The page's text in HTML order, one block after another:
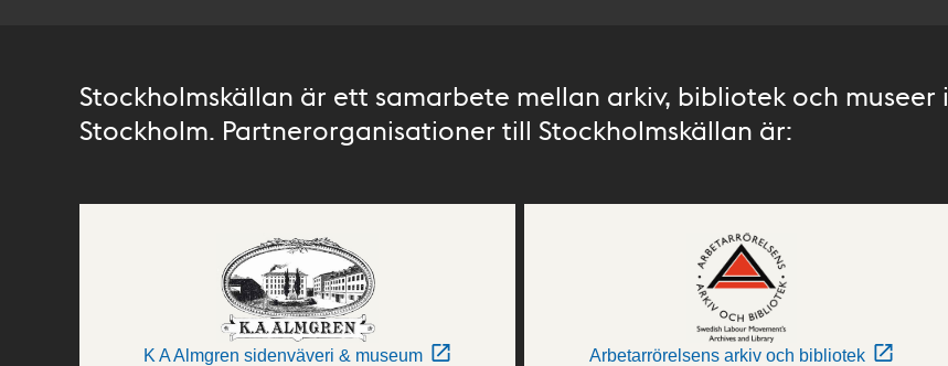
Stockholmskällan är ett samarbete mellan arkiv, bibliotek och museer i
Stockholm. Partnerorganisationer till Stockholmskällan är:
K A Almgren sidenväveri & museum Arbetarrörelsens arkiv och bibliotek